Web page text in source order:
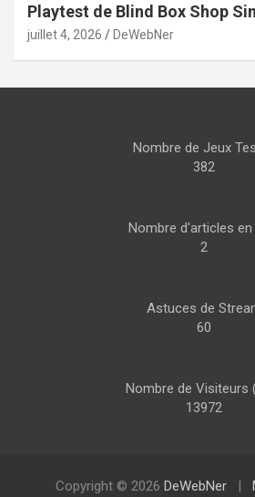
Playtest de Blind Box Shop
juillet 4, 2026 DeWebNer
Nombre de Jeux
382
Nombre d'articles en
2
Astuces de
60
Nombre de Visiteurs
13972
Copyright © 2026 DeWebNer